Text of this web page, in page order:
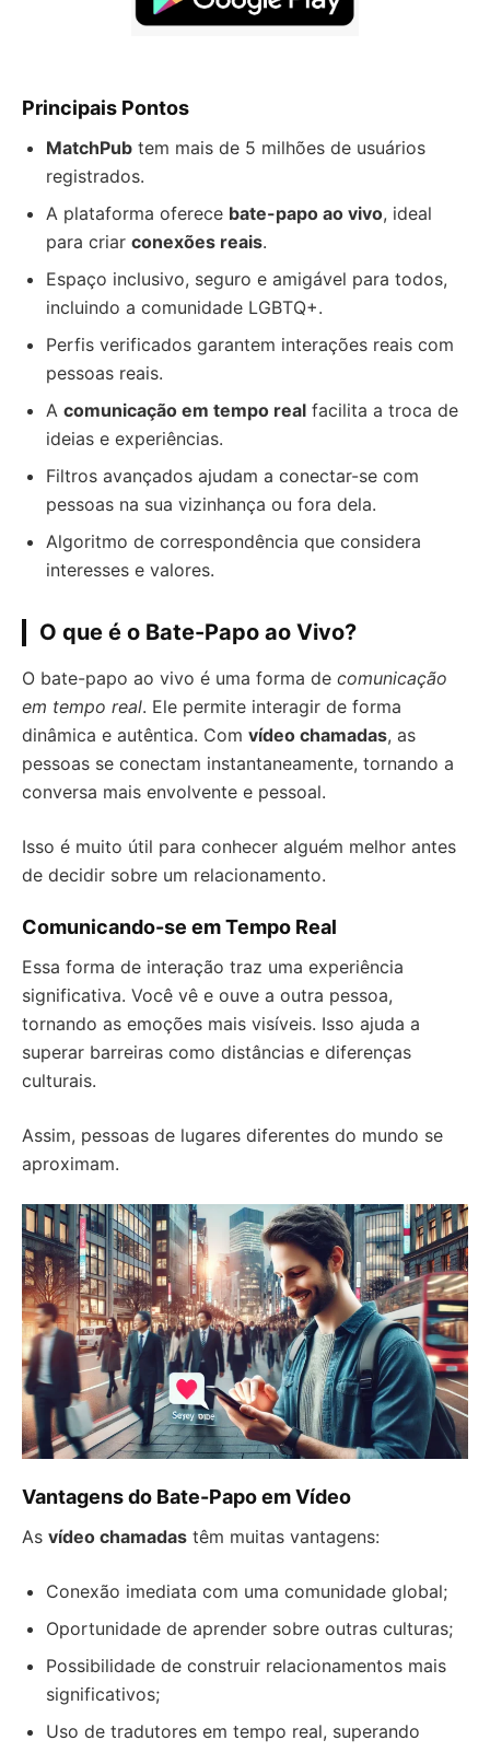
Principais Pontos
MatchPub tem mais de 5 milhões de usuários
registrados.
A plataforma oferece bate-papo ao vivo, ideal
para criar conexões reais.
Espaço inclusivo, seguro e amigável para todos,
incluindo a comunidade LGBTQ+.
Perfis verificados garantem interações reais com
pessoas reais.
A comunicação em tempo real facilita a troca de
ideias e experiências.
Filtros avançados ajudam a conectar-se com
pessoas na sua vizinhança ou fora dela.
Algoritmo de correspondência que considera
interesses e valores.
O que é o Bate-Papo ao Vivo?
O bate-papo ao vivo é uma forma de comunicação
em tempo real. Ele permite interagir de forma
dinâmica e autêntica. Com vídeo chamadas, as
pessoas se conectam instantaneamente, tornando a
conversa mais envolvente e pessoal.
Isso é muito útil para conhecer alguém melhor antes
de decidir sobre um relacionamento.
Comunicando-se em Tempo Real
Essa forma de interação traz uma experiência
significativa. Você vê e ouve a outra pessoa,
tornando as emoções mais visíveis. Isso ajuda a
superar barreiras como distâncias e diferenças
culturais.
Assim, pessoas de lugares diferentes do mundo se
aproximam.
Vantagens do Bate-Papo em Vídeo
As vídeo chamadas têm muitas vantagens:
Conexão imediata com uma comunidade global;
Oportunidade de aprender sobre outras culturas;
Possibilidade de construir relacionamentos mais
significativos;
Uso de tradutores em tempo real, superando